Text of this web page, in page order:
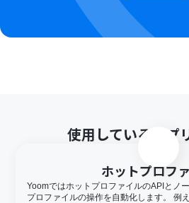
使用しているアプ
ホットプロフ
YoomではホットプロファイルのAPIとノ
プロファイルの操作を自動化します。 例